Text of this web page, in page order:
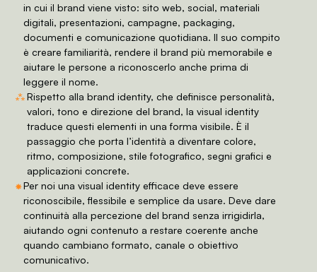
in cui il brand viene visto: sito web, social, materiali
digitali, presentazioni, campagne, packaging,
documenti e comunicazione quotidiana. Il suo compito
è creare familiarità, rendere il brand più memorabile e
aiutare le persone a riconoscerlo anche prima di
leggere il nome.
⁂Rispetto alla brand identity, che definisce personalità,
valori, tono e direzione del brand, la visual identity
traduce questi elementi in una forma visibile. È il
passaggio che porta l’identità a diventare colore,
ritmo, composizione, stile fotografico, segni grafici e
applicazioni concrete.
⁕Per noi una visual identity efficace deve essere
riconoscibile, flessibile e semplice da usare. Deve dare
continuità alla percezione del brand senza irrigidirla,
aiutando ogni contenuto a restare coerente anche
quando cambiano formato, canale o obiettivo
comunicativo.